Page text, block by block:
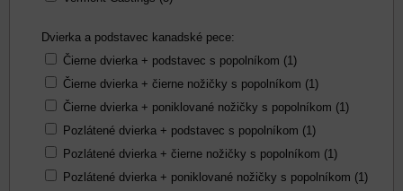
Dvierka a podstavec kanadské pece:
Čierne dvierka + podstavec s popolníkom (1)
Čierne dvierka + čierne nožičky s popolníkom (1)
Čierne dvierka + poniklované nožičky s popolníkom (1)
Pozlátené dvierka + podstavec s popolníkom (1)
Pozlátené dvierka + čierne nožičky s popolníkom (1)
Pozlátené dvierka + poniklované nožičky s popolníkom (1)